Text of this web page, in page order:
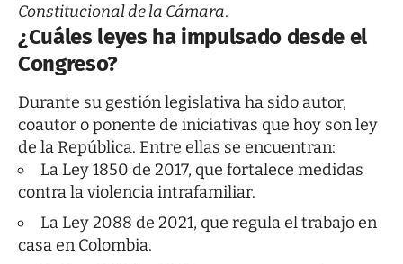
Constitucional de la Cámara.
¿Cuáles leyes ha impulsado desde el
Congreso?
Durante su gestión legislativa ha sido autor,
coautor o ponente de iniciativas que hoy son ley
de la República. Entre ellas se encuentran:
La Ley 1850 de 2017, que fortalece medidas
contra la violencia intrafamiliar.
La Ley 2088 de 2021, que regula el trabajo en
casa en Colombia.